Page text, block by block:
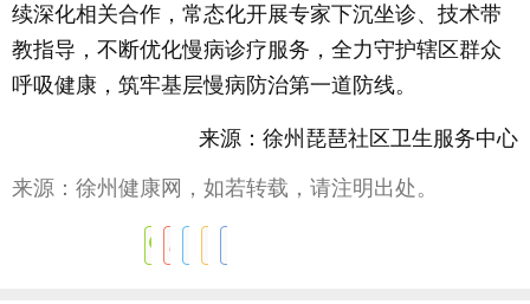
续深化相关合作，常态化开展专家下沉坐诊、技术带
教指导，不断优化慢病诊疗服务，全力守护辖区群众
呼吸健康，筑牢基层慢病防治第一道防线。
来源：徐州琵琶社区卫生服务中心
来源：徐州健康网，如若转载，请注明出处。